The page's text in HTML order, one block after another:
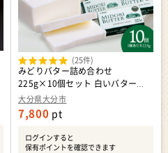
大分県大分市
みどりバター詰め合わせ
225g×10個セット 白いバター
K07015
(25件)
7,800 pt
ログインすると
保有ポイントを確認できます